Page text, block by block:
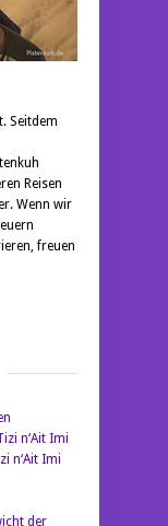
Seitdem
Reisen
Wenn wir
freuen
n‘Ait Imi
n‘Ait Imi
der